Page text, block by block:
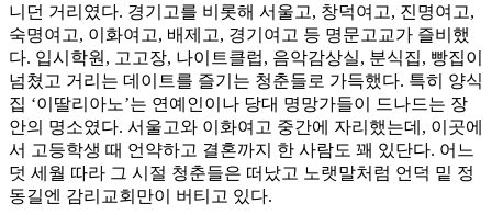
니던 거리였다. 경기고를 비롯해 서울고, 창덕여고, 진명여고,
숙명여고, 이화여고, 배제고, 경기여고 등 명문고교가 즐비했
다. 입시학원, 고고장, 나이트클럽, 음악감상실, 분식집, 빵집이
넘쳤고 거리는 데이트를 즐기는 청춘들로 가득했다. 특히 양식
집 ‘이딸리아노’는 연예인이나 당대 명망가들이 드나드는 장
안의 명소였다. 서울고와 이화여고 중간에 자리했는데, 이곳에
서 고등학생 때 언약하고 결혼까지 한 사람도 꽤 있단다. 어느
덧 세월 따라 그 시절 청춘들은 떠났고 노랫말처럼 언덕 밑 정
동길엔 감리교회만이 버티고 있다.